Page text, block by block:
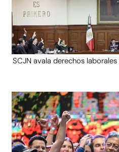
SCJN avala derechos